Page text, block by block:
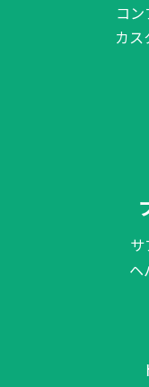
コ
カ
サ
ヘ